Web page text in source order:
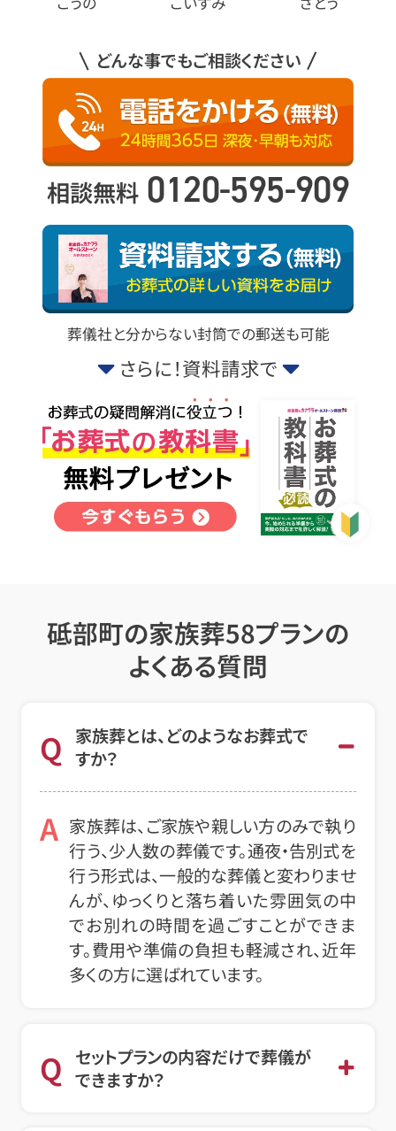
どんな事でもご相談ください
相談無料 0120-595-909
葬儀社と分からない封筒での郵送も可能
さらに！資料請求で
砥部町の家族葬58プランの
よくある質問
Q
家族葬とは、どのようなお葬式で
すか？
A 家族葬は、ご家族や親しい方のみで執り
行う、少人数の葬儀です。通夜・告別式を
行う形式は、一般的な葬儀と変わりませ
んが、ゆっくりと落ち着いた雰囲気の中
でお別れの時間を過ごすことができま
す。費用や準備の負担も軽減され、近年
多くの方に選ばれています。
Q
セットプランの内容だけで葬儀が
できますか？